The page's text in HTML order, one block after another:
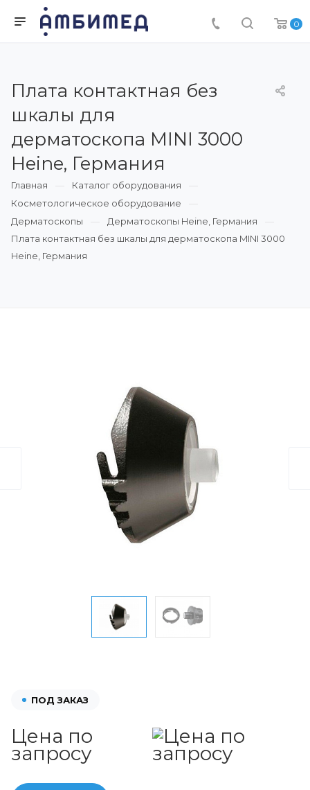
0
Плата контактная без
шкалы для
дерматоскопа MINI 3000
Heine, Германия
Главная
Каталог оборудования
Косметологическое оборудование
Дерматоскопы
Дерматоскопы Heine, Германия
Плата контактная без шкалы для дерматоскопа MINI 3000
Heine, Германия
ПОД ЗАКАЗ
Цена по
запросу